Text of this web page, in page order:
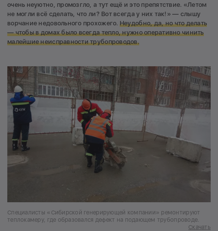
очень неуютно, промозгло, а тут ещё и это препятствие. «Летом
не могли всё сделать, что ли? Вот всегда у них так!» — слышу
ворчание недовольного прохожего. Неудобно, да, но что делать
— чтобы в домах было всегда тепло, нужно оперативно чинить
малейшие неисправности трубопроводов.
Специалисты «Сибирской генерирующей компании» ремонтируют
теплокамеру, где образовался дефект на подающем трубопроводе.
Скачать